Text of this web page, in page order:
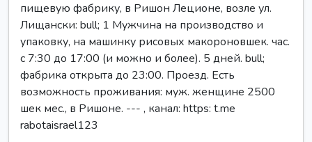
пищевую фабрику, в Ришон Леционе, возле ул.
Лищански: bull; 1 Мужчина на производство и
упаковку, на машинку рисовых макороновшек. час.
с 7:30 до 17:00 (и можно и более). 5 дней. bull;
фабрика открыта до 23:00. Проезд. Есть
возможность проживания: муж. женщине 2500
шек мес., в Ришоне. --- , канал: https: t.me
rabotaisrael123